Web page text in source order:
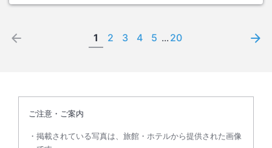
1 2 3 4 5 ... 20
ご注意・ご案内
掲載されている写真は、旅館・ホテルから提供された画像